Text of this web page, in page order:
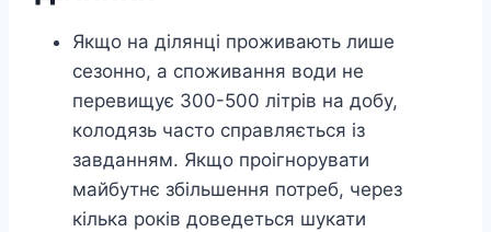
Якщо на ділянці проживають лише
сезонно, а споживання води не
перевищує 300-500 літрів на добу,
колодязь часто справляється із
завданням. Якщо проігнорувати
майбутнє збільшення потреб, через
кілька років доведеться шукати